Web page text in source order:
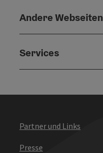
Andere Webseiten
Services
Partner und Links
Presse